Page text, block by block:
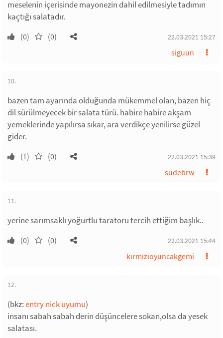
meselenin içerisinde mayonezin dahil edilmesiyle tadımın
kaçtığı salatadır.
(0) (0) 22.03.2021 15:27
siguun
10.
bazen tam ayarında olduğunda mükemmel olan, bazen hiç
dil sürülmeyecek bir salata türü. habire habire akşam
yemeklerinde yapılırsa sıkar, ara verdikçe yenilirse güzel
gider.
(1) (0) 22.03.2021 15:39
sudebrw
11.
yerine sarımsaklı yoğurtlu taratoru tercih ettiğim başlık..
(0) (0) 22.03.2021 15:44
kırmızıoyuncakgemi
12.
(bkz:entry nick uyumu)
insanı sabah sabah derin düşüncelere sokan,olsa da yesek
salatası.